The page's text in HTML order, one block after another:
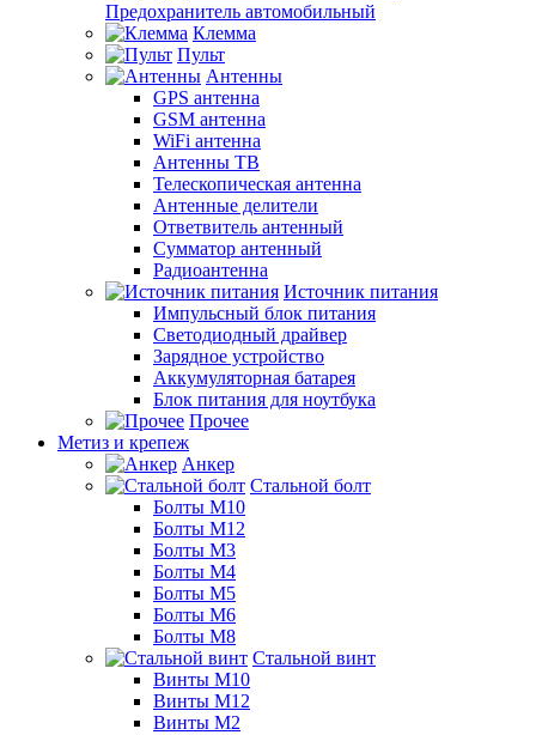
Предохранитель автомобильный
Клемма
Пульт
Антенны
GPS антенна
GSM антенна
WiFi антенна
Антенны ТВ
Телескопическая антенна
Антенные делители
Ответвитель антенный
Сумматор антенный
Радиоантенна
Источник питания
Импульсный блок питания
Светодиодный драйвер
Зарядное устройство
Аккумуляторная батарея
Блок питания для ноутбука
Прочее
Метиз и крепеж
Анкер
Стальной болт
Болты М10
Болты М12
Болты М3
Болты М4
Болты М5
Болты М6
Болты М8
Стальной винт
Винты М10
Винты М12
Винты М2